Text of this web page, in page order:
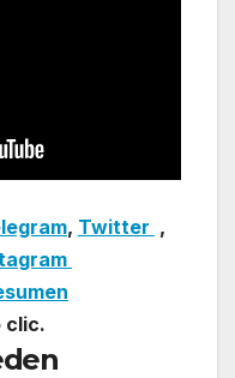
, Twitter ,
gram
clic.